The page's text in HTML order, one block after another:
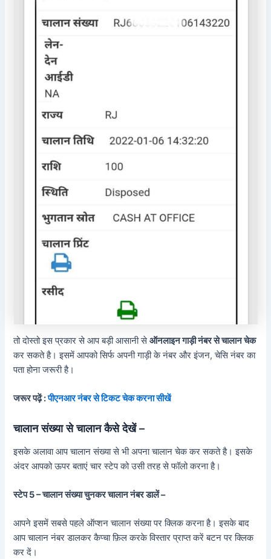
तो दोस्तो इस प्रकार से आप बड़ी आसानी सेऑनलाइन गाड़ी नंबर से चालान चेक
कर सकते है। इसमें आपको सिर्फ अपनी गाड़ी के नंबर और इंजन, चेसि नंबर का
पता होना जरूरी है।
जरूर पढ़ें :पीएनआर नंबर से टिकट चेक करना सीखें
चालान संख्या से चालान कैसे देखें –
इसके अलावा आप चालान संख्या से भी अपना चालान चेक कर सकते है। इसके
अंदर आपको ऊपर बताएं चार स्टेप को उसी तरह से फॉलो करना है।
स्टेप 5 – चालान संख्या चुनकर चालान नंबर डालें –
आपने इसमें सबसे पहले ऑप्शन चालान संख्या पर क्लिक करना है। इसके बाद
आप चालान नंबर डालकर कैप्चा फ़िल करके विस्तार प्राप्त करें बटन पर क्लिक
कर दें।